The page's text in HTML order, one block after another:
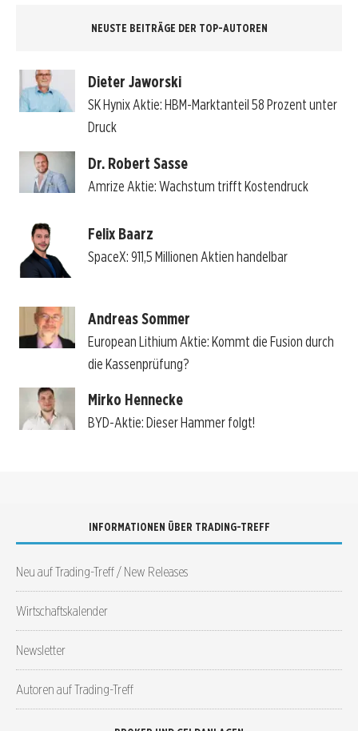
NEUSTE BEITRÄGE DER TOP-AUTOREN
Dieter Jaworski
SK Hynix Aktie: HBM-Marktanteil 58 Prozent unter
Druck
Dr. Robert Sasse
Amrize Aktie: Wachstum trifft Kostendruck
Felix Baarz
SpaceX: 911,5 Millionen Aktien handelbar
Andreas Sommer
European Lithium Aktie: Kommt die Fusion durch
die Kassenprüfung?
Mirko Hennecke
BYD-Aktie: Dieser Hammer folgt!
INFORMATIONEN ÜBER TRADING-TREFF
Neu auf Trading-Treff / New Releases
Wirtschaftskalender
Newsletter
Autoren auf Trading-Treff